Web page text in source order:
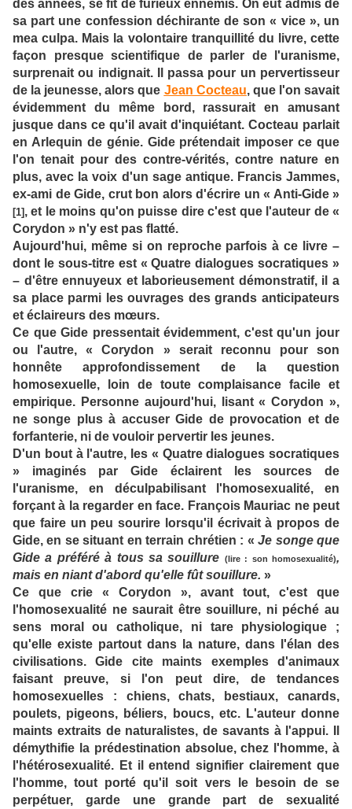
des années, se fit de furieux ennemis. On eût admis de
sa part une confession déchirante de son « vice », un
mea culpa. Mais la volontaire tranquillité du livre, cette
façon presque scientifique de parler de l'uranisme,
surprenait ou indignait. Il passa pour un pervertisseur
de la jeunesse, alors que Jean Cocteau, que l'on savait
évidemment du même bord, rassurait en amusant
jusque dans ce qu'il avait d'inquiétant. Cocteau parlait
en Arlequin de génie. Gide prétendait imposer ce que
l'on tenait pour des contre-vérités, contre nature en
plus, avec la voix d'un sage antique. Francis Jammes,
ex-ami de Gide, crut bon alors d'écrire un « Anti-Gide »
[1] , et le moins qu'on puisse dire c'est que l'auteur de «
Corydon » n'y est pas flatté.
Aujourd'hui, même si on reproche parfois à ce livre –
dont le sous-titre est « Quatre dialogues socratiques »
– d'être ennuyeux et laborieusement démonstratif, il a
sa place parmi les ouvrages des grands anticipateurs
et éclaireurs des mœurs.
Ce que Gide pressentait évidemment, c'est qu'un jour
ou l'autre, « Corydon » serait reconnu pour son
honnête approfondissement de la question
homosexuelle, loin de toute complaisance facile et
empirique. Personne aujourd'hui, lisant « Corydon »,
ne songe plus à accuser Gide de provocation et de
forfanterie, ni de vouloir pervertir les jeunes.
D'un bout à l'autre, les « Quatre dialogues socratiques
» imaginés par Gide éclairent les sources de
l'uranisme, en déculpabilisant l'homosexualité, en
forçant à la regarder en face. François Mauriac ne peut
que faire un peu sourire lorsqu'il écrivait à propos de
Gide, en se situant en terrain chrétien : «Je songe que
Gide a préféré à tous sa souillure (lire : son homosexualité),
mais en niant d'abord qu'elle fût souillure. »
Ce que crie « Corydon », avant tout, c'est que
l'homosexualité ne saurait être souillure, ni péché au
sens moral ou catholique, ni tare physiologique ;
qu'elle existe partout dans la nature, dans l'élan des
civilisations. Gide cite maints exemples d'animaux
faisant preuve, si l'on peut dire, de tendances
homosexuelles : chiens, chats, bestiaux, canards,
poulets, pigeons, béliers, boucs, etc. L'auteur donne
maints extraits de naturalistes, de savants à l'appui. Il
démythifie la prédestination absolue, chez l'homme, à
l'hétérosexualité. Et il entend signifier clairement que
l'homme, tout porté qu'il soit vers le besoin de se
perpétuer, garde une grande part de sexualité